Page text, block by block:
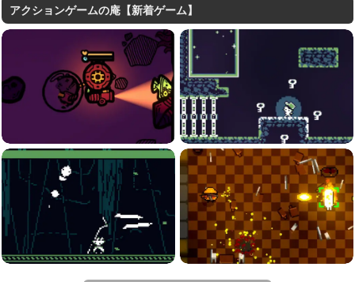
アクションゲームの庵【新着ゲーム】